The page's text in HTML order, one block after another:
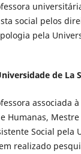
social pelos
pela
de La
associada
Humanas,
Social pela
realizado